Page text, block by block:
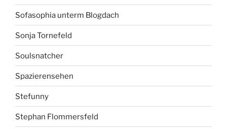
Sofasophia unterm Blogdach
Sonja Tornefeld
Soulsnatcher
Spazierensehen
Stefunny
Stephan Flommersfeld